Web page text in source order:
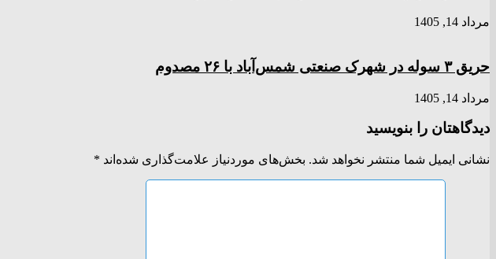
مرداد 14, 1405
حریق ۳ سوله در شهرک صنعتی شمس‌آباد با ۲۶ مصدوم
مرداد 14, 1405
دیدگاهتان را بنویسید
نشانی ایمیل شما منتشر نخواهد شد. بخش‌های موردنیاز علامت‌گذاری شده‌اند *